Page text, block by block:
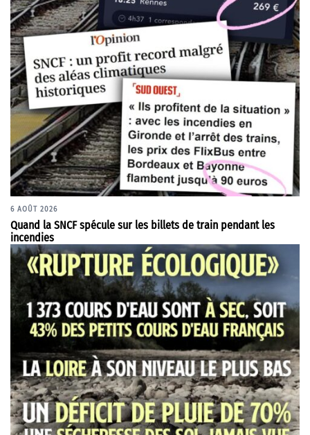
6 AOÛT 2026
Quand la SNCF spécule sur les billets de train pendant les
incendies